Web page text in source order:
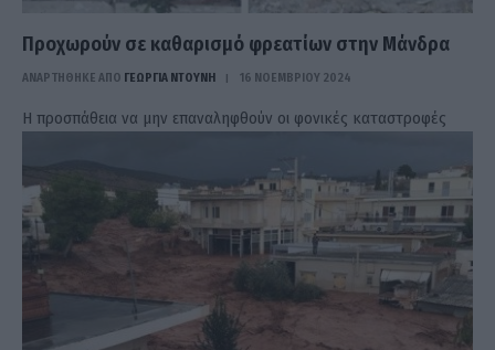
Προχωρούν σε καθαρισμό φρεατίων στην Μάνδρα
ΑΝΑΡΤΗΘΗΚΕ ΑΠΟ ΓΕΩΡΓΊΑ ΝΤΟΎΝΗ 16 ΝΟΕΜΒΡΊΟΥ 2024
Η προσπάθεια να μην επαναληφθούν οι φονικές καταστροφές